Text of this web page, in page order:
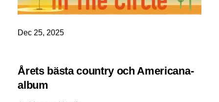
Dec 25, 2025
Årets bästa country och Americana-
album